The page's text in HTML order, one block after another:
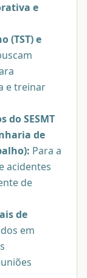
e
(TST) e
e treinar
SESMT
de
Para a
acidentes
de
de
em